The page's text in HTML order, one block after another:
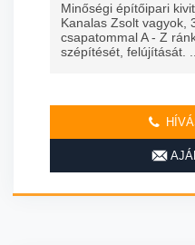
Minőségi építőipari
Kanalas Zsolt vagyok,
csapatommal A - Z
szépítését, felújítását.